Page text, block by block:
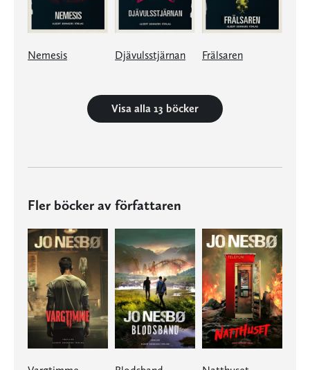
Nemesis Djävulsstjärnan Frälsaren
Visa alla 13 böcker
Fler böcker av författaren